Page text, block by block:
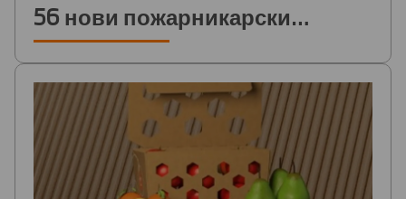
56 нови пожарникарски
униформи на служителите от
Районната служба "Пожарна
безопасност и защита на
населението" в Пазарджик